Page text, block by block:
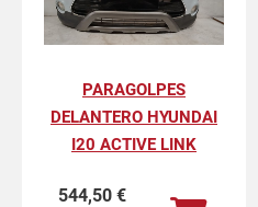
PARAGOLPES
DELANTERO HYUNDAI
I20 ACTIVE LINK
544,50 €